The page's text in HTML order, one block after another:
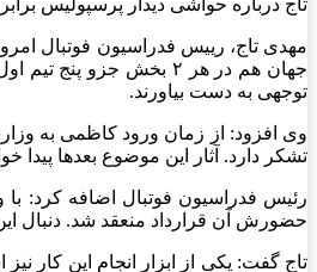
جهان هم در هر ۲ بخش
توجهی به دست بیاورند.
وی افزود: از زمان ورود کاظمی به
تشکر دارد. آثار این موضوع بعد‌ها
رئیس فدراسیون فوتبال اضافه کرد:
حضورش آن قرارداد منعقد شد. دنبال